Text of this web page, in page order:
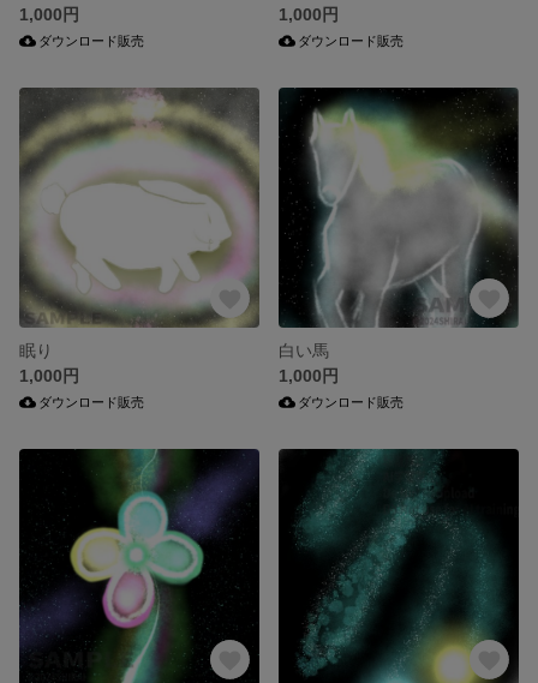
1,000円
ダウンロード販売
1,000円
ダウンロード販売
眠り
1,000円
ダウンロード販売
白い馬
1,000円
ダウンロード販売